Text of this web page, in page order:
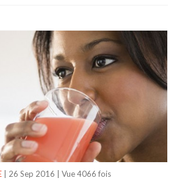
| 26 Sep 2016 Vue 4066 fois